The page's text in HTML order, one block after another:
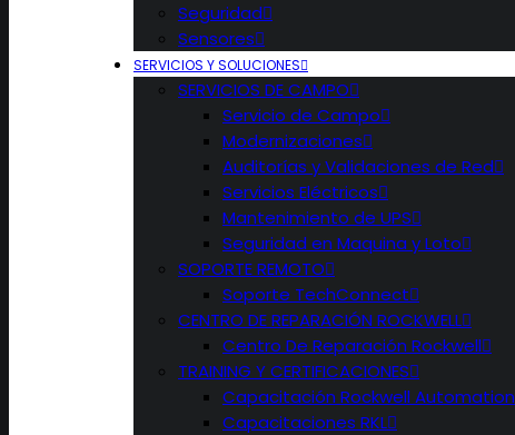
Seguridad
Sensores
SERVICIOS Y SOLUCIONES
SERVICIOS DE CAMPO
Servicio de Campo
Modernizaciones
Auditorías y Validaciones de Red
Servicios Eléctricos
Mantenimiento de UPS
Seguridad en Maquina y Loto
SOPORTE REMOTO
Soporte TechConnect
CENTRO DE REPARACIÓN ROCKWELL
Centro De Reparación Rockwell
TRAINING Y CERTIFICACIONES
Capacitación Rockwell Automation
Capacitaciones RKL